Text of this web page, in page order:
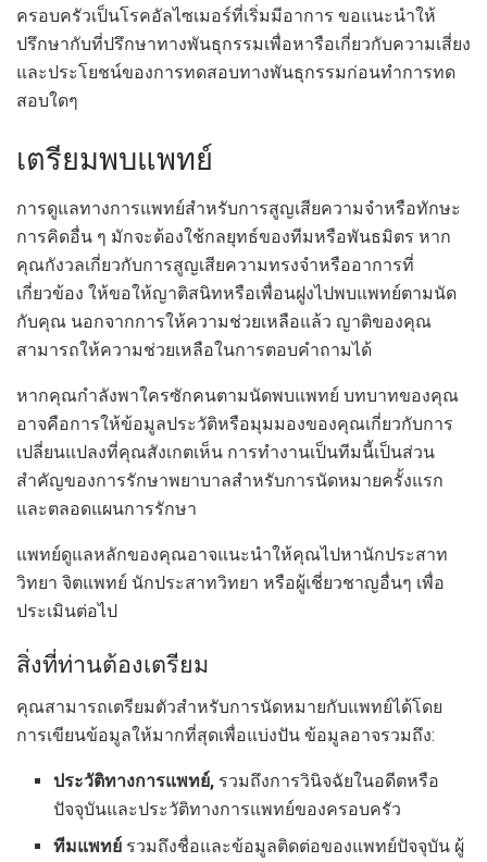
ครอบครัวเป็นโรคอัลไซเมอร์ที่เริ่มมีอาการ ขอแนะนำให้
ปรึกษากับที่ปรึกษาทางพันธุกรรมเพื่อหารือเกี่ยวกับความเสี่ยง
และประโยชน์ของการทดสอบทางพันธุกรรมก่อนทำการทด
สอบใดๆ
เตรียมพบแพทย์
การดูแลทางการแพทย์สำหรับการสูญเสียความจำหรือทักษะ
การคิดอื่น ๆ มักจะต้องใช้กลยุทธ์ของทีมหรือพันธมิตร หาก
คุณกังวลเกี่ยวกับการสูญเสียความทรงจำหรืออาการที่
เกี่ยวข้อง ให้ขอให้ญาติสนิทหรือเพื่อนฝูงไปพบแพทย์ตามนัด
กับคุณ นอกจากการให้ความช่วยเหลือแล้ว ญาติของคุณ
สามารถให้ความช่วยเหลือในการตอบคำถามได้
หากคุณกำลังพาใครซักคนตามนัดพบแพทย์ บทบาทของคุณ
อาจคือการให้ข้อมูลประวัติหรือมุมมองของคุณเกี่ยวกับการ
เปลี่ยนแปลงที่คุณสังเกตเห็น การทำงานเป็นทีมนี้เป็นส่วน
สำคัญของการรักษาพยาบาลสำหรับการนัดหมายครั้งแรก
และตลอดแผนการรักษา
แพทย์ดูแลหลักของคุณอาจแนะนำให้คุณไปหานักประสาท
วิทยา จิตแพทย์ นักประสาทวิทยา หรือผู้เชี่ยวชาญอื่นๆ เพื่อ
ประเมินต่อไป
สิ่งที่ท่านต้องเตรียม
คุณสามารถเตรียมตัวสำหรับการนัดหมายกับแพทย์ได้โดย
การเขียนข้อมูลให้มากที่สุดเพื่อแบ่งปัน ข้อมูลอาจรวมถึง:
ประวัติทางการแพทย์, รวมถึงการวินิจฉัยในอดีตหรือ
ปัจจุบันและประวัติทางการแพทย์ของครอบครัว
ทีมแพทย์ รวมถึงชื่อและข้อมูลติดต่อของแพทย์ปัจจุบัน ผู้